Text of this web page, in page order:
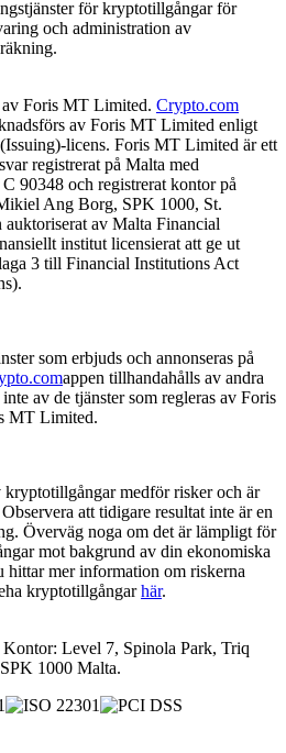
för kryptotillgångar för
och administration av
Foris MT Limited. Crypto.com
av Foris MT Limited enligt
licens. Foris MT Limited är ett
registrerat på Malta med
90348 och registrerat kontor på
Ang Borg, SPK 1000, St.
av Malta Financial
institut licensierat att ge ut
3 till Financial Institutions Act
som erbjuds och annonseras på
appen tillhandahålls av andra
av de tjänster som regleras av Foris
MT Limited.
medför risker och är
att tidigare resultat inte är en
Överväg noga om det är lämpligt för
mot bakgrund av din ekonomiska
hittar mer information om riskerna
kryptotillgångarhär.
Kontor: Level 7, Spinola Park, Triq
1000 Malta.